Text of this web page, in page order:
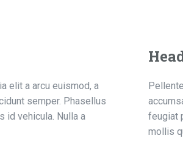
elit a arcu euismod, a
semper. Phasellus
id vehicula. Nulla a
feugiat
mollis